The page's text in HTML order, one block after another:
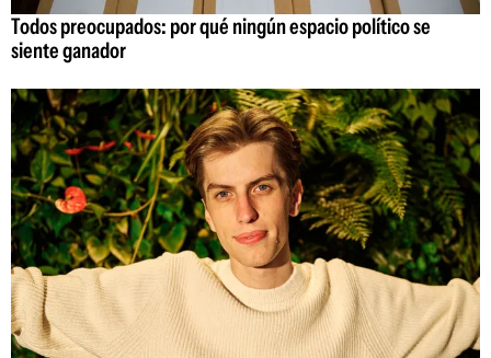
Todos preocupados: por qué ningún espacio político se
siente ganador